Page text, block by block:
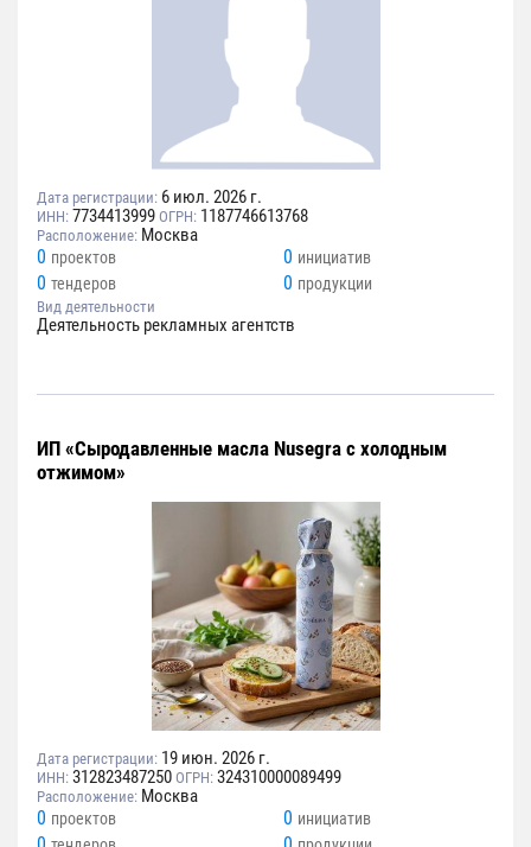
Дата регистрации: 6 июл. 2026 г.
ИНН: 7734413999 ОГРН: 1187746613768
Расположение: Москва
0 проектов 0 инициатив
0 тендеров 0 продукции
Вид деятельности
Деятельность рекламных агентств
ИП «Cыродавленные масла Nusegra с холодным
отжимом»
Дата регистрации: 19 июн. 2026 г.
ИНН: 312823487250 ОГРН: 324310000089499
Расположение: Москва
0 проектов 0 инициатив